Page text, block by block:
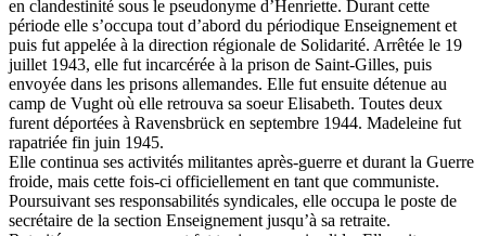
en clandestinité sous le pseudonyme d’Henriette. Durant cette
période elle s’occupa tout d’abord du périodique Enseignement et
puis fut appelée à la direction régionale de Solidarité. Arrêtée le 19
juillet 1943, elle fut incarcérée à la prison de Saint-Gilles, puis
envoyée dans les prisons allemandes. Elle fut ensuite détenue au
camp de Vught où elle retrouva sa soeur Elisabeth. Toutes deux
furent déportées à Ravensbrück en septembre 1944. Madeleine fut
rapatriée fin juin 1945.
Elle continua ses activités militantes après-guerre et durant la Guerre
froide, mais cette fois-ci officiellement en tant que communiste.
Poursuivant ses responsabilités syndicales, elle occupa le poste de
secrétaire de la section Enseignement jusqu’à sa retraite.